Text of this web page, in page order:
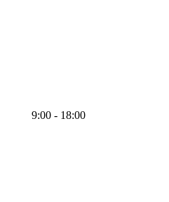
9:00 - 18:00